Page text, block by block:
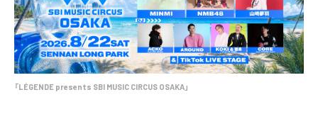
「LÉGENDE presents SBI MUSIC CIRCUS OSAKA」